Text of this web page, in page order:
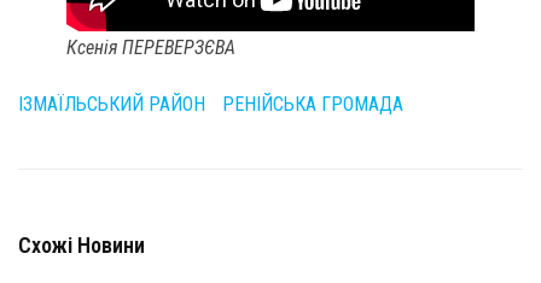
Ксенія ПЕРЕВЕРЗЄВА
ІЗМАЇЛЬСЬКИЙ РАЙОН РЕНІЙСЬКА ГРОМАДА
Схожі Новини